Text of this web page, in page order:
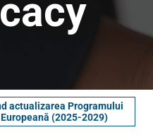
actualizarea Programului
(2025-2029)